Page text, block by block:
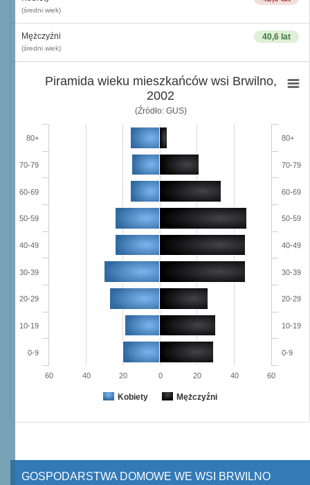
(średni wiek)
40,6 lat
Mężczyźni
(średni wiek)
Piramida wieku mieszkańców wsi Brwilno,
2002
(Źródło: GUS)
Kobiety Mężczyźni
0-9
10-19
20-29
30-39
40-49
50-59
60-69
70-79
80+
0-9
10-19
20-29
30-39
40-49
50-59
60-69
70-79
80+
60 40 20 0 20 40 60
GOSPODARSTWA DOMOWE WE WSI BRWILNO